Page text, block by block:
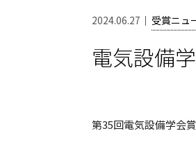
2024.06.27 受賞ニュ
電気設備
第35回電気設備学会